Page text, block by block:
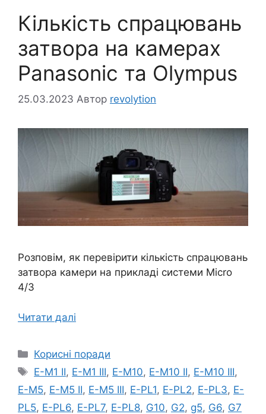
Кількість спрацювань
затвора на камерах
Panasonic та Olympus
25.03.2023 Автор revolytion
Розповім, як перевірити кількість спрацювань
затвора камери на прикладі системи Micro
4/3
Читати далі
Категорії
Корисні поради
Позначки
E-M1 II, E-M1 III, E-M10, E-M10 II, E-M10 III,
E-M5, E-M5 II, E-M5 III, E-PL1, E-PL2, E-PL3, E-
PL5, E-PL6, E-PL7, E-PL8, G10, G2, g5, G6, G7